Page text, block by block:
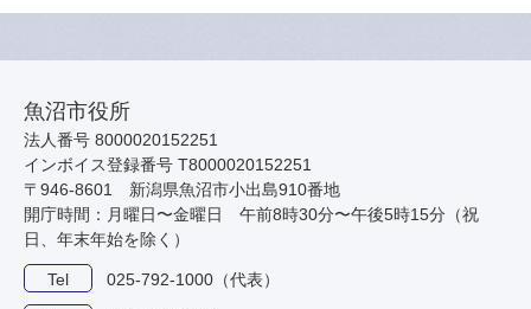
魚沼市役所
法人番号 8000020152251
インボイス登録番号 T8000020152251
〒946-8601 新潟県魚沼市小出島910番地
開庁時間：月曜日〜金曜日 午前8時30分〜午後5時15分（祝
日、年末年始を除く）
Tel 025-792-1000（代表）